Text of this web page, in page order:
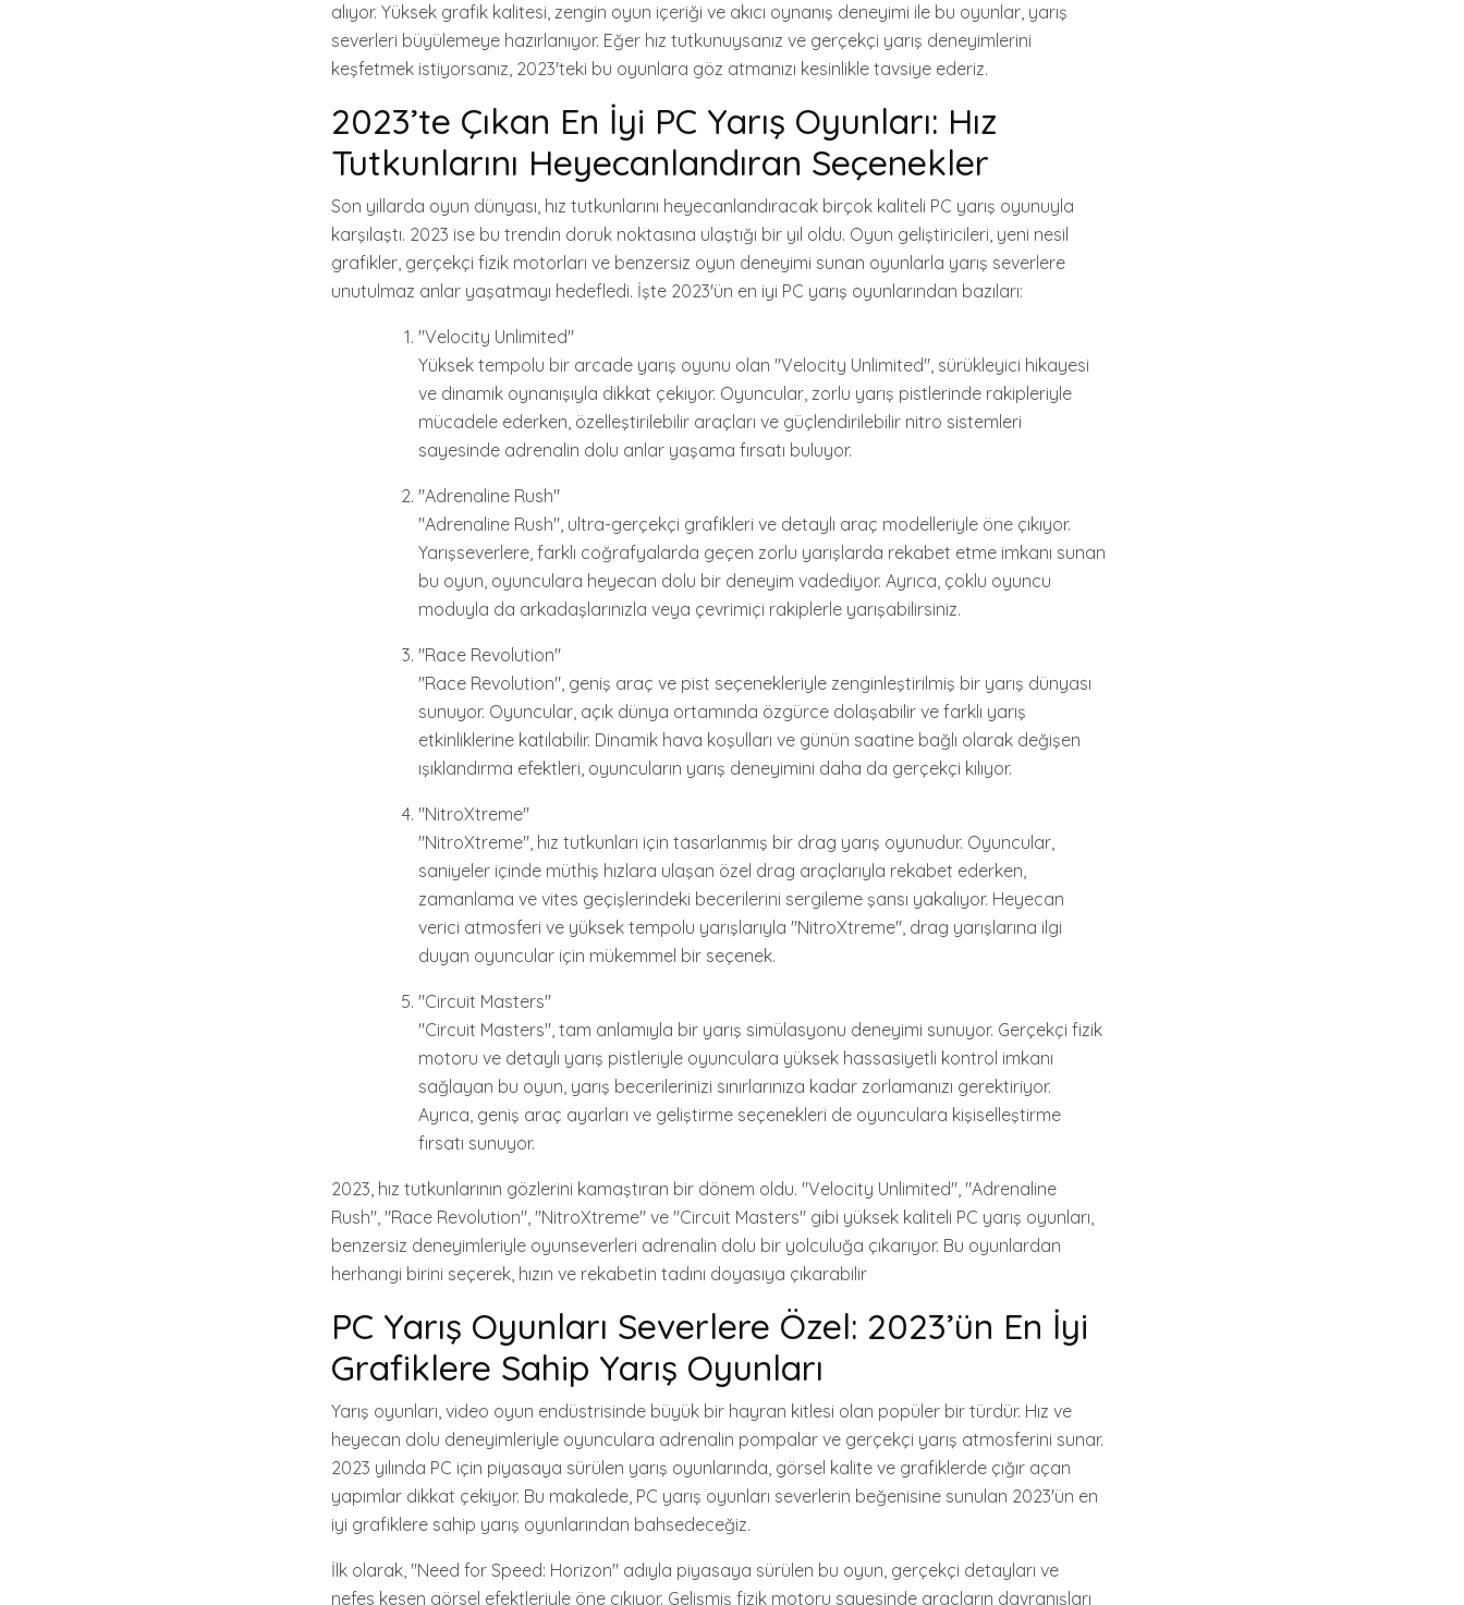
alıyor. Yüksek grafik kalitesi, zengin oyun içeriği ve akıcı oynanış deneyimi ile bu oyunlar, yarış
severleri büyülemeye hazırlanıyor. Eğer hız tutkunuysanız ve gerçekçi yarış deneyimlerini
keşfetmek istiyorsanız, 2023'teki bu oyunlara göz atmanızı kesinlikle tavsiye ederiz.
2023’te Çıkan En İyi PC Yarış Oyunları: Hız
Tutkunlarını Heyecanlandıran Seçenekler
Son yıllarda oyun dünyası, hız tutkunlarını heyecanlandıracak birçok kaliteli PC yarış oyunuyla
karşılaştı. 2023 ise bu trendin doruk noktasına ulaştığı bir yıl oldu. Oyun geliştiricileri, yeni nesil
grafikler, gerçekçi fizik motorları ve benzersiz oyun deneyimi sunan oyunlarla yarış severlere
unutulmaz anlar yaşatmayı hedefledi. İşte 2023'ün en iyi PC yarış oyunlarından bazıları:
"Velocity Unlimited"
Yüksek tempolu bir arcade yarış oyunu olan "Velocity Unlimited", sürükleyici hikayesi
ve dinamik oynanışıyla dikkat çekiyor. Oyuncular, zorlu yarış pistlerinde rakipleriyle
mücadele ederken, özelleştirilebilir araçları ve güçlendirilebilir nitro sistemleri
sayesinde adrenalin dolu anlar yaşama fırsatı buluyor.
"Adrenaline Rush"
"Adrenaline Rush", ultra-gerçekçi grafikleri ve detaylı araç modelleriyle öne çıkıyor.
Yarışseverlere, farklı coğrafyalarda geçen zorlu yarışlarda rekabet etme imkanı sunan
bu oyun, oyunculara heyecan dolu bir deneyim vadediyor. Ayrıca, çoklu oyuncu
moduyla da arkadaşlarınızla veya çevrimiçi rakiplerle yarışabilirsiniz.
"Race Revolution"
"Race Revolution", geniş araç ve pist seçenekleriyle zenginleştirilmiş bir yarış dünyası
sunuyor. Oyuncular, açık dünya ortamında özgürce dolaşabilir ve farklı yarış
etkinliklerine katılabilir. Dinamik hava koşulları ve günün saatine bağlı olarak değişen
ışıklandırma efektleri, oyuncuların yarış deneyimini daha da gerçekçi kılıyor.
"NitroXtreme"
"NitroXtreme", hız tutkunları için tasarlanmış bir drag yarış oyunudur. Oyuncular,
saniyeler içinde müthiş hızlara ulaşan özel drag araçlarıyla rekabet ederken,
zamanlama ve vites geçişlerindeki becerilerini sergileme şansı yakalıyor. Heyecan
verici atmosferi ve yüksek tempolu yarışlarıyla "NitroXtreme", drag yarışlarına ilgi
duyan oyuncular için mükemmel bir seçenek.
"Circuit Masters"
"Circuit Masters", tam anlamıyla bir yarış simülasyonu deneyimi sunuyor. Gerçekçi fizik
motoru ve detaylı yarış pistleriyle oyunculara yüksek hassasiyetli kontrol imkanı
sağlayan bu oyun, yarış becerilerinizi sınırlarınıza kadar zorlamanızı gerektiriyor.
Ayrıca, geniş araç ayarları ve geliştirme seçenekleri de oyunculara kişiselleştirme
fırsatı sunuyor.
2023, hız tutkunlarının gözlerini kamaştıran bir dönem oldu. "Velocity Unlimited", "Adrenaline
Rush", "Race Revolution", "NitroXtreme" ve "Circuit Masters" gibi yüksek kaliteli PC yarış oyunları,
benzersiz deneyimleriyle oyunseverleri adrenalin dolu bir yolculuğa çıkarıyor. Bu oyunlardan
herhangi birini seçerek, hızın ve rekabetin tadını doyasıya çıkarabilir
PC Yarış Oyunları Severlere Özel: 2023’ün En İyi
Grafiklere Sahip Yarış Oyunları
Yarış oyunları, video oyun endüstrisinde büyük bir hayran kitlesi olan popüler bir türdür. Hız ve
heyecan dolu deneyimleriyle oyunculara adrenalin pompalar ve gerçekçi yarış atmosferini sunar.
2023 yılında PC için piyasaya sürülen yarış oyunlarında, görsel kalite ve grafiklerde çığır açan
yapımlar dikkat çekiyor. Bu makalede, PC yarış oyunları severlerin beğenisine sunulan 2023'ün en
iyi grafiklere sahip yarış oyunlarından bahsedeceğiz.
İlk olarak, "Need for Speed: Horizon" adıyla piyasaya sürülen bu oyun, gerçekçi detayları ve
nefes kesen görsel efektleriyle öne çıkıyor. Gelişmiş fizik motoru sayesinde araçların davranışları